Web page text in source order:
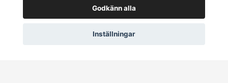
Godkänn alla
Inställningar